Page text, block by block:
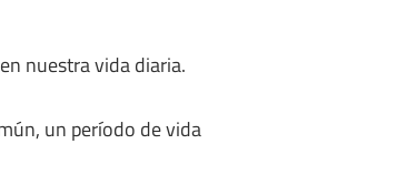
nuestra vida diaria.
un período de vida